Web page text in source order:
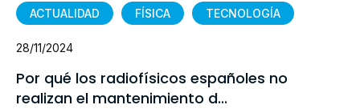
ACTUALIDAD FÍSICA TECNOLOGÍA
28/11/2024
Por qué los radiofísicos españoles no
realizan el mantenimiento d...